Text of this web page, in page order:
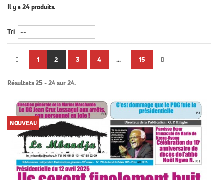
Il y a 24 produits.
Tri
1 2 3 4 ... 15
Résultats 25 - 24 sur 24.
NOUVEAU